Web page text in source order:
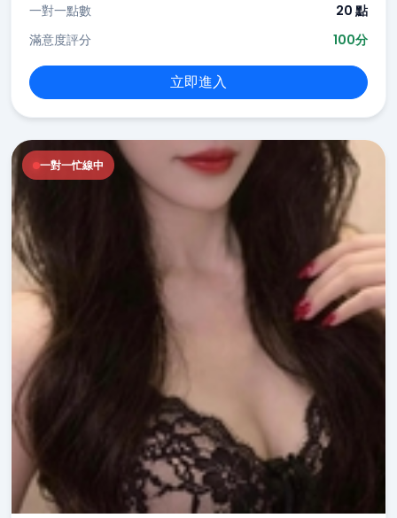
一對一點數
20 點
滿意度評分
100分
立即進入
一對一忙線中